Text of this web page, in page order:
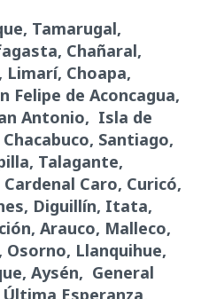
Tamarugal,
Chañaral,
Limarí, Choapa,
Felipe de Aconcagua,
Antonio, Isla de
Santiago,
Talagante,
Caro, Curicó,
Diguillín, Itata,
Arauco, Malleco,
Osorno, Llanquihue,
Aysén, General
Esperanza,